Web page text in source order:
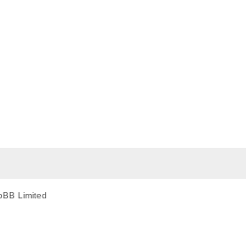
Limited